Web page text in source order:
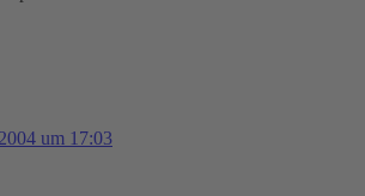
um 17:03